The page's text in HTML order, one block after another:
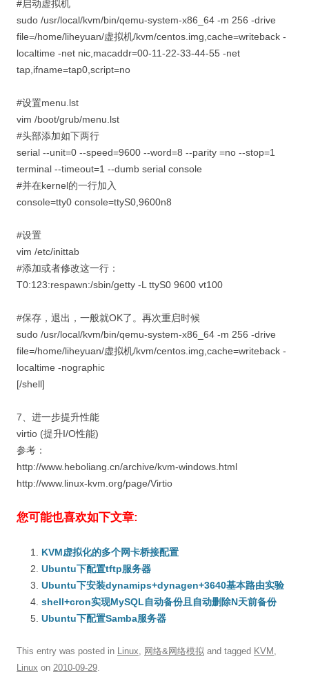
#启动虚拟机
sudo /usr/local/kvm/bin/qemu-system-x86_64 -m 256 -drive
file=/home/liheyuan/虚拟机/kvm/centos.img,cache=writeback -
localtime -net nic,macaddr=00-11-22-33-44-55 -net
tap,ifname=tap0,script=no
#设置menu.lst
vim /boot/grub/menu.lst
#头部添加如下两行
serial --unit=0 --speed=9600 --word=8 --parity =no --stop=1
terminal --timeout=1 --dumb serial console
#并在kernel的一行加入
console=tty0 console=ttyS0,9600n8
#设置
vim /etc/inittab
#添加或者修改这一行：
T0:123:respawn:/sbin/getty -L ttyS0 9600 vt100
#保存，退出，一般就OK了。再次重启时候
sudo /usr/local/kvm/bin/qemu-system-x86_64 -m 256 -drive
file=/home/liheyuan/虚拟机/kvm/centos.img,cache=writeback -
localtime -nographic
[/shell]
7、进一步提升性能
virtio (提升I/O性能)
参考：
http://www.heboliang.cn/archive/kvm-windows.html
http://www.linux-kvm.org/page/Virtio
您可能也喜欢如下文章:
KVM虚拟化的多个网卡桥接配置
Ubuntu下配置tftp服务器
Ubuntu下安装dynamips+dynagen+3640基本路由实验
shell+cron实现MySQL自动备份且自动删除N天前备份
Ubuntu下配置Samba服务器
This entry was posted in Linux, 网络&网络模拟 and tagged KVM ,
Linux on 2010-09-29.